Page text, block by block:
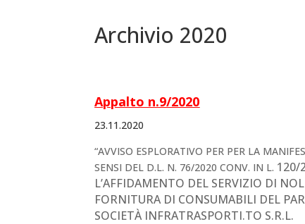
Archivio 2020
Appalto n.9/2020
23.11.2020
“AVVISO ESPLORATIVO PER PER LA
SENSI DEL D.L. N. 76/2020 CONV. IN L. 120/
L’AFFIDAMENTO DEL SERVIZIO DI
FORNITURA DI CONSUMABILI DEL
SOCIETÀ INFRATRASPORTI.TO S.R.L.